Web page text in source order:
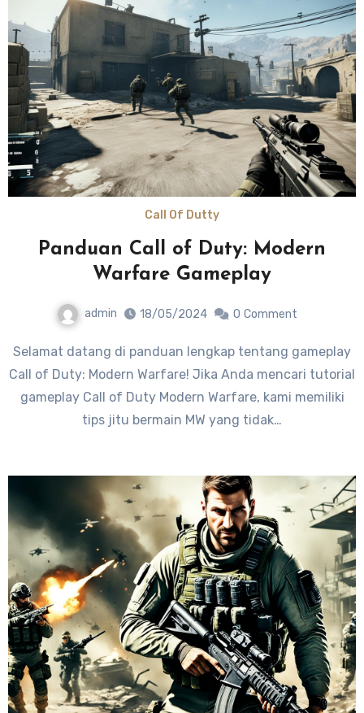
Call Of Dutty
Panduan Call of Duty: Modern
Warfare Gameplay
admin 18/05/2024 0 Comment
Selamat datang di panduan lengkap tentang gameplay
Call of Duty: Modern Warfare! Jika Anda mencari tutorial
gameplay Call of Duty Modern Warfare, kami memiliki
tips jitu bermain MW yang tidak…